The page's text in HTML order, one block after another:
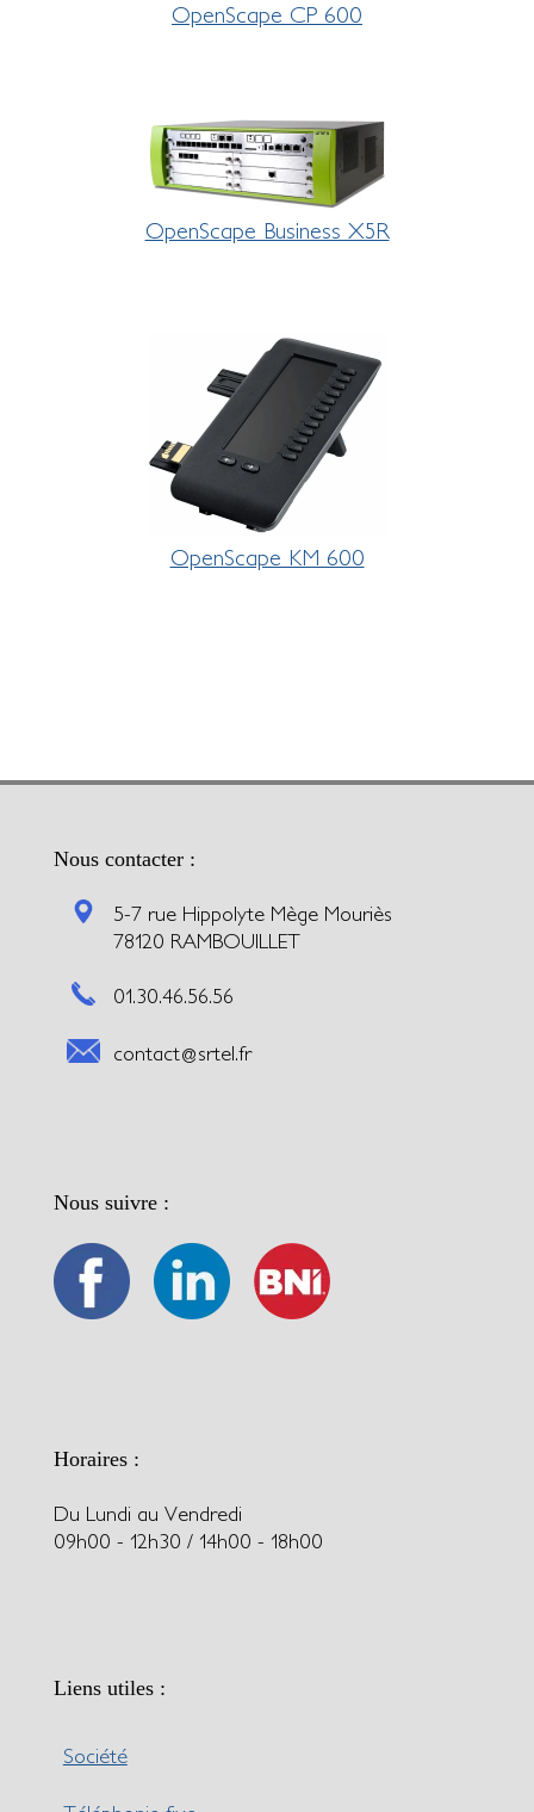
OpenScape CP 600
OpenScape Business X5R
OpenScape KM 600
Nous contacter :
5-7 rue Hippolyte Mège Mouriès
78120 RAMBOUILLET
01.30.46.56.56
contact@srtel.fr
Nous suivre :
Horaires :
Du Lundi au Vendredi
09h00 - 12h30 / 14h00 - 18h00
Liens utiles :
Société